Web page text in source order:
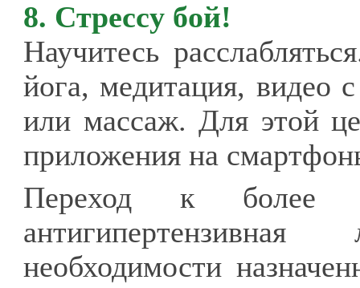
8. Стрессу бой!
Научитесь
йога, медитация, видео
или массаж. Для этой
приложения на
Переход к более
необходимости